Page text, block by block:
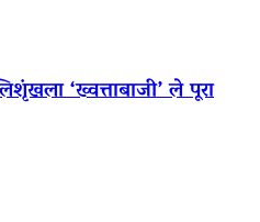
‘ख्वत्ताबाजी’ ले पूरा